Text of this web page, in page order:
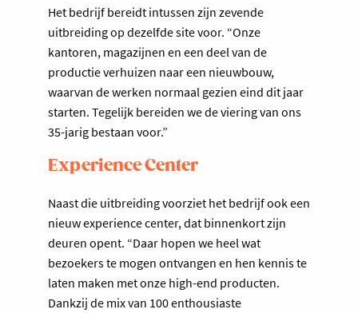
Het bedrijf bereidt intussen zijn zevende
uitbreiding op dezelfde site voor. “Onze
kantoren, magazijnen en een deel van de
productie verhuizen naar een nieuwbouw,
waarvan de werken normaal gezien eind dit jaar
starten. Tegelijk bereiden we de viering van ons
35-jarig bestaan voor.”
Experience Center
Naast die uitbreiding voorziet het bedrijf ook een
nieuw experience center, dat binnenkort zijn
deuren opent. “Daar hopen we heel wat
bezoekers te mogen ontvangen en hen kennis te
laten maken met onze high-end producten.
Dankzij de mix van 100 enthousiaste